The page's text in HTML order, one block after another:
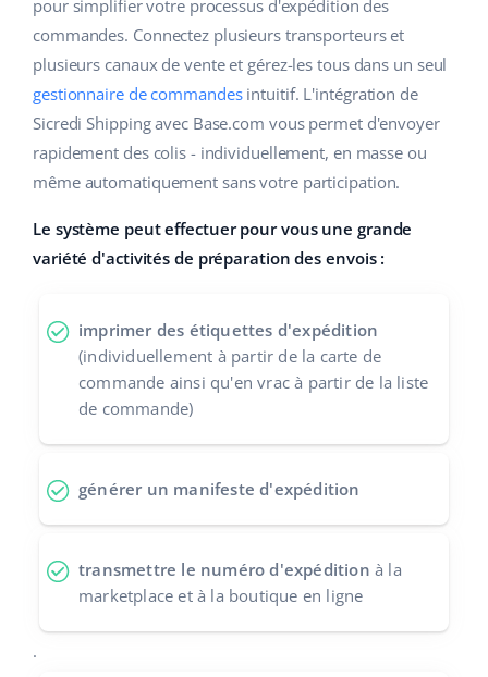
Gestion logistique
Automatisation des flux
Base Connect
L'IA au service du e-commerce
Maison et jardin
Produits pour enfants
Électronique
Pièces automobiles
Santé et beauté
Aide
Académie
Blog
Services
Audit des comptes
Calculateur de gains
Collaborations et partenaires
english (US)
english (GB)
english (IN)
deutsch
Ελληνικά
español (AR)
español (MX)
Français
polski
português (BR)
pour simplifier votre processus d'expédition des
commandes. Connectez plusieurs transporteurs et
plusieurs canaux de vente et gérez-les tous dans un seul
gestionnaire de commandesintuitif. L'intégration de
Sicredi Shipping avec Base.com vous permet d'envoyer
rapidement des colis - individuellement, en masse ou
même automatiquement sans votre participation.
Le système peut effectuer pour vous une grande
variété d'activités de préparation des envois :
imprimer des étiquettes d'expédition
(individuellement à partir de la carte de
commande ainsi qu'en vrac à partir de la liste
de commande)
générer un manifeste d'expédition
transmettre le numéro d'expédition à la
marketplace et à la boutique en ligne
.